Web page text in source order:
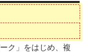
ク」をはじめ、複